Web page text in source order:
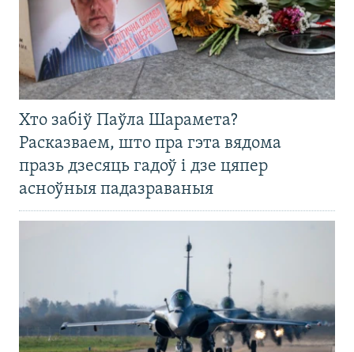
Хто забіў Паўла Шарамета?
Расказваем, што пра гэта вядома
празь дзесяць гадоў і дзе цяпер
асноўныя падазраваныя